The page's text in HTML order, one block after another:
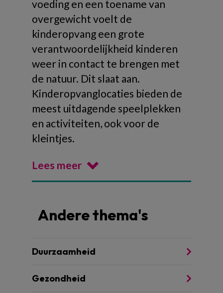
voeding en een toename van
overgewicht voelt de
kinderopvang een grote
verantwoordelijkheid kinderen
weer in contact te brengen met
de natuur. Dit slaat aan.
Kinderopvanglocaties bieden de
meest uitdagende speelplekken
en activiteiten, ook voor de
kleintjes.
Lees meer
Andere thema's
Duurzaamheid
Gezondheid